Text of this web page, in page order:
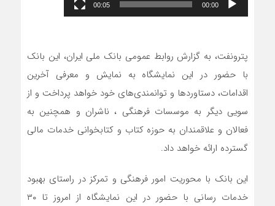
00:00
00:05
پترونفت، به گزارش روابط عمومی بانک ملی ایران، این بانک
با حضور در این نمایشگاه به نمایش و معرفی آخرین
اقدامات، دستاوردها و توانمندی‌های خود خواهد پرداخت و از
سویی دیگر به موسسات فرهنگی ، ناشران و همچنین به
فعالان و علاقمندان به حوزه کتاب و کتابخوانی خدمات مالی
گسترده ارائه خواهد داد.
این بانک با محوریت امور فرهنگی و تمرکز در راستای بهبود
خدمات رسانی با حضور در این نمایشگاه از امروز تا ۳۰